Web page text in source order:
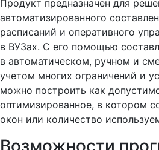
Продукт предназначен для
автоматизированного
расписаний и оперативного
в ВУЗах. С его помощью
в автоматическом, ручном и
учетом многих ограничений и
можно построить как
оптимизированное, в котором
окон или количество
Возможности